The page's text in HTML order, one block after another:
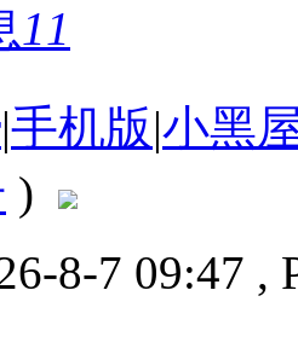
11
|手机版|小黑
)
8-7 09:47 ,